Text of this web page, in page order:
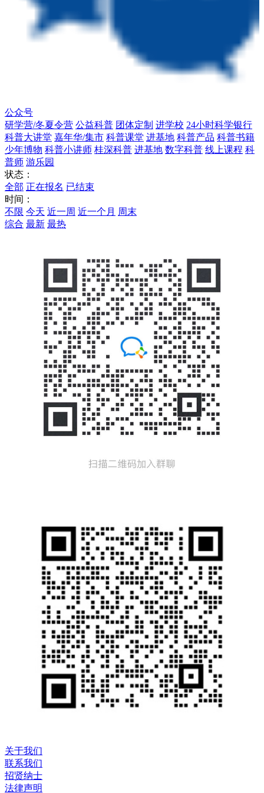
公众号
研学营/冬夏令营 公益科普 团体定制 进学校 24小时科学银行
科普大讲堂 嘉年华/集市 科普课堂 进基地 科普产品 科普书籍
少年博物 科普小讲师 桂深科普 进基地 数字科普 线上课程 科
普师 游乐园
状态：
全部 正在报名 已结束
时间：
不限 今天 近一周 近一个月 周末
综合 最新 最热
关于我们
联系我们
招贤纳士
法律声明